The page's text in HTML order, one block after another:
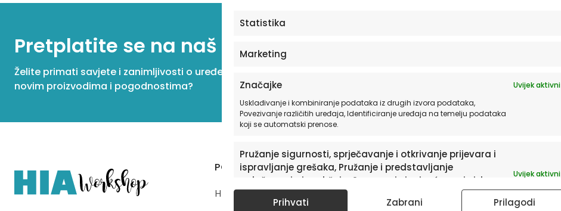
Statistika
Marketing
Značajke
Uvijek aktivni
Usklađivanje i kombiniranje podataka iz drugih izvora podataka,
Povezivanje različitih uređaja, Identificiranje uređaja na temelju podataka
koji se automatski prenose.
Pružanje sigurnosti, sprječavanje i otkrivanje prijevara i
ispravljanje grešaka, Pružanje i predstavljanje
oglašavanja i sadržaja, Spremanje i priopćavanje izbora
u pogledu privatnosti.
Uvijek aktivni
Prihvati Zabrani Prilagodi
Pretplatite se na naš Newsletter
Želite primati savjete i zanimljivosti o uređenju doma te informacije o
novim proizvodima i pogodnostima?
PONUDA
HIAWorkshop® – Autorske kolekcije
INFORMACIJE
O nama – HIA Worshop